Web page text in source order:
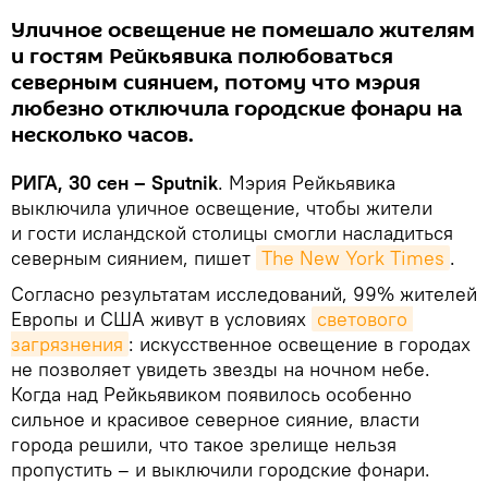
Уличное освещение не помешало жителям
и гостям Рейкьявика полюбоваться
северным сиянием, потому что мэрия
любезно отключила городские фонари на
несколько часов.
РИГА, 30 сен – Sputnik. Мэрия Рейкьявика
выключила уличное освещение, чтобы жители
и гости исландской столицы смогли насладиться
северным сиянием, пишет The New York Times .
Согласно результатам исследований, 99% жителей
Европы и США живут в условиях светового
загрязнения : искусственное освещение в городах
не позволяет увидеть звезды на ночном небе.
Когда над Рейкьявиком появилось особенно
сильное и красивое северное сияние, власти
города решили, что такое зрелище нельзя
пропустить – и выключили городские фонари.